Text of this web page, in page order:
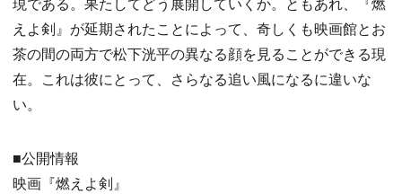
えよ剣』が延期されたことによって、奇しくも映画館とお
茶の間の両方で松下洸平の異なる顔を見ることができる現
在。これは彼にとって、さらなる追い風になるに違いな
い。
■公開情報
映画『燃えよ剣』